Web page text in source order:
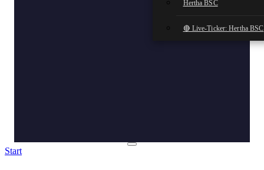
Hertha BSC
🔴 Live-Ticker: Hertha BSC
Start